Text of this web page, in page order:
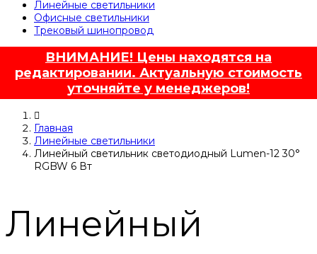
Линейные светильники
Офисные светильники
Трековый шинопровод
ВНИМАНИЕ! Цены находятся на
редактировании. Актуальную стоимость
уточняйте у менеджеров!
Главная
Линейные светильники
Линейный светильник светодиодный Lumen-12 30°
RGBW 6 Вт
Линейный